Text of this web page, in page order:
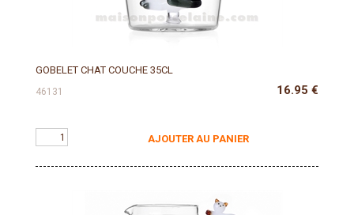
GOBELET CHAT COUCHE 35CL
46131 16.95 €
AJOUTER AU PANIER